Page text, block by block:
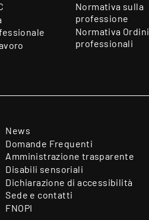
Normativa sulla
professione
Normativa Ordini
professionali
News
Domande Frequenti
Amministrazione trasparente
Disabili sensoriali
Dichiarazione di accessibilità
Sede e contatti
FNOPI